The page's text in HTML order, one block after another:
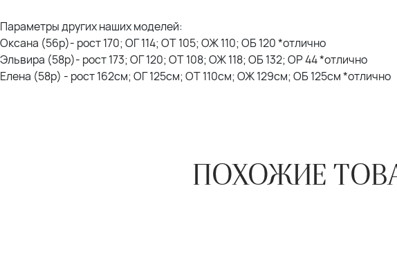
Параметры других наших моделей:
Оксана (56р)- рост 170; ОГ 114; ОТ 105; ОЖ 110; ОБ 120 *отлично
Эльвира (58р)- рост 173; ОГ 120; ОТ 108; ОЖ 118; ОБ 132; ОР 44 *отлично
Елена (58р) - рост 162см; ОГ 125см; ОТ 110см; ОЖ 129см; ОБ 125см *отлично
ПОХОЖИЕ